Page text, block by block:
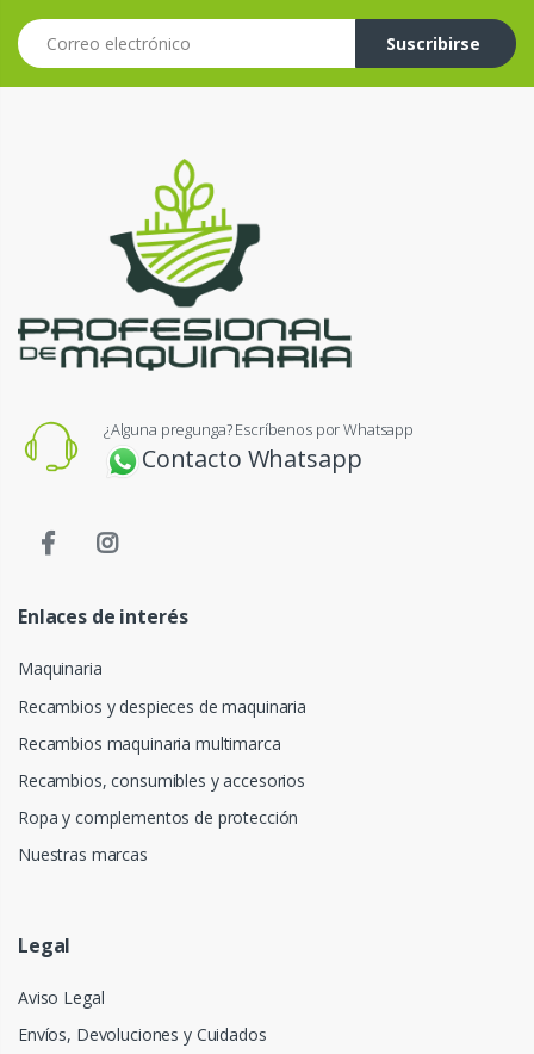
Correo electrónico
Suscribirse
¿Alguna pregunga? Escríbenos por Whatsapp
Contacto Whatsapp
Enlaces de interés
Maquinaria
Recambios y despieces de maquinaria
Recambios maquinaria multimarca
Recambios, consumibles y accesorios
Ropa y complementos de protección
Nuestras marcas
Legal
Aviso Legal
Envíos, Devoluciones y Cuidados